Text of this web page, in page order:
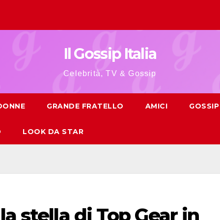
Il Gossip Italia
Celebrità, TV & Gossip
GRANDE FRATELLO AMICI GOSSIP
LOOK DA STAR
stella di Top Gear in